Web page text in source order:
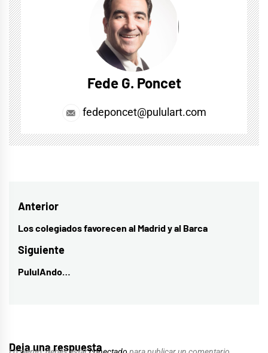
Fede G. Poncet
fedeponcet@pululart.com
Navegación
de
entradas
Anterior
Entrada
anterior:
Los colegiados favorecen al Madrid y al Barca
Siguiente
Entrada
PululAndo…
Deja una respuesta